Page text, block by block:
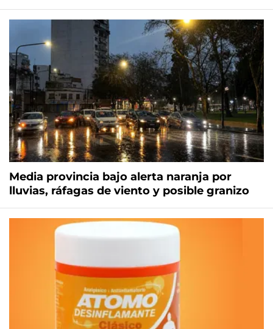
Media provincia bajo alerta naranja por
lluvias, ráfagas de viento y posible granizo